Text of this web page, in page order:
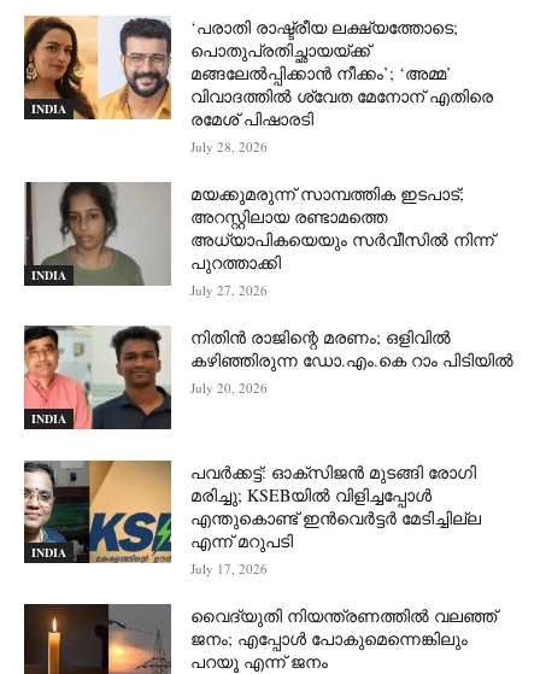
INDIA
‘പരാതി രാഷ്ട്രീയ ലക്ഷ്യത്തോടെ;
പൊതുപ്രതിച്ഛായയ്ക്ക്
മങ്ങലേല്‍പ്പിക്കാന്‍ നീക്കം’; ‘അമ്മ’
വിവാദത്തില്‍ ശ്വേത മേനോന് എതിരെ
രമേശ് പിഷാരടി
July 28, 2026
INDIA
മയക്കുമരുന്ന് സാമ്പത്തിക ഇടപാട്;
അറസ്റ്റിലായ രണ്ടാമത്തെ
അധ്യാപികയെയും സർവീസിൽ നിന്ന്
പുറത്താക്കി
July 27, 2026
INDIA
നിതിൻ രാജിന്റെ മരണം; ഒളിവിൽ
കഴിഞ്ഞിരുന്ന ഡോ.എം.കെ റാം പിടിയിൽ
July 20, 2026
INDIA
പവർക്കട്ട്: ഓക്‌സിജൻ മുടങ്ങി രോഗി
മരിച്ചു; KSEBയിൽ വിളിച്ചപ്പോൾ
എന്തുകൊണ്ട് ഇൻവെർട്ടർ മേടിച്ചില്ല
എന്ന് മറുപടി
July 17, 2026
വൈദ്യുതി നിയന്ത്രണത്തിൽ വലഞ്ഞ്
ജനം; എപ്പോൾ പോകുമെന്നെങ്കിലും
പറയൂ എന്ന് ജനം